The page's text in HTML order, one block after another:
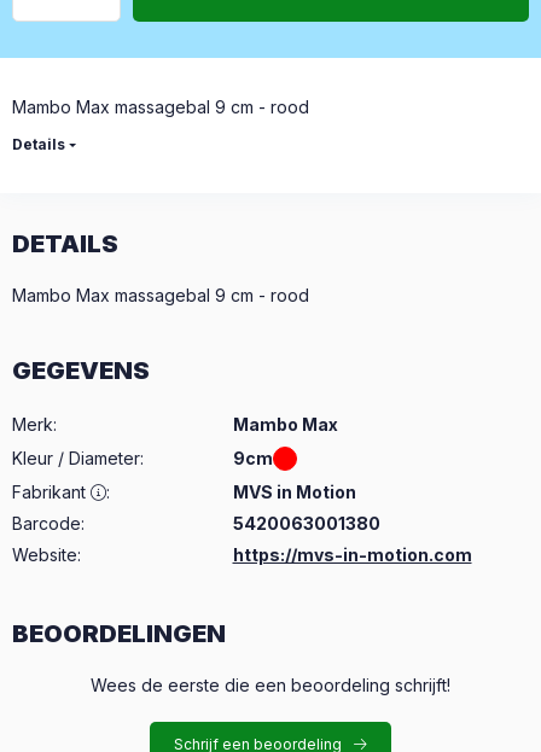
Mambo Max massagebal 9 cm - rood
Details
DETAILS
Mambo Max massagebal 9 cm - rood
GEGEVENS
Merk:
Mambo Max
Kleur / Diameter:
9cm
Fabrikant
:
MVS in Motion
Barcode:
5420063001380
Website:
https://mvs-in-motion.com
BEOORDELINGEN
Wees de eerste die een beoordeling schrijft!
Schrijf een beoordeling